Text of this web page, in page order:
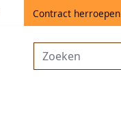
Contract herroepen